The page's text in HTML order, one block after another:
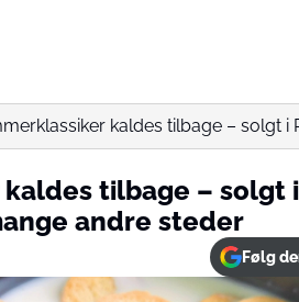
kaldes tilbage – solgt i
tilbage – solgt i
andre steder
Følg